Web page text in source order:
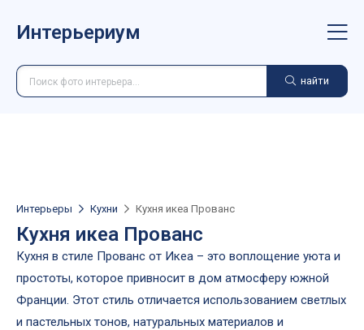
Интерьериум
найти
Интерьеры Кухни Кухня икеа Прованс
Кухня икеа Прованс
Кухня в стиле Прованс от Икеа – это воплощение уюта и
простоты, которое привносит в дом атмосферу южной
Франции. Этот стиль отличается использованием светлых
и пастельных тонов, натуральных материалов и